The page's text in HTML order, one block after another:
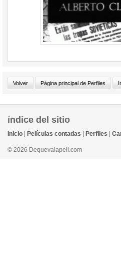
índice del sitio
Inicio Películas contadas Perfiles
© 2026 Dequevalapeli.com